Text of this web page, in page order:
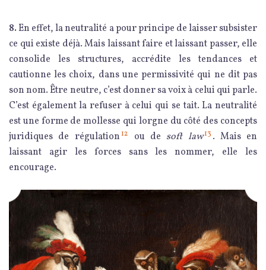
8.En effet, la neutralité a pour principe de laisser subsister
ce qui existe déjà. Mais laissant faire et laissant passer, elle
consolide les structures, accrédite les tendances et
cautionne les choix, dans une permissivité qui ne dit pas
son nom. Être neutre, c’est donner sa voix à celui qui parle.
C’est également la refuser à celui qui se tait. La neutralité
est une forme de mollesse qui lorgne du côté des concepts
juridiques de régulation 12 ou de soft law13 . Mais en
laissant agir les forces sans les nommer, elle les
encourage.